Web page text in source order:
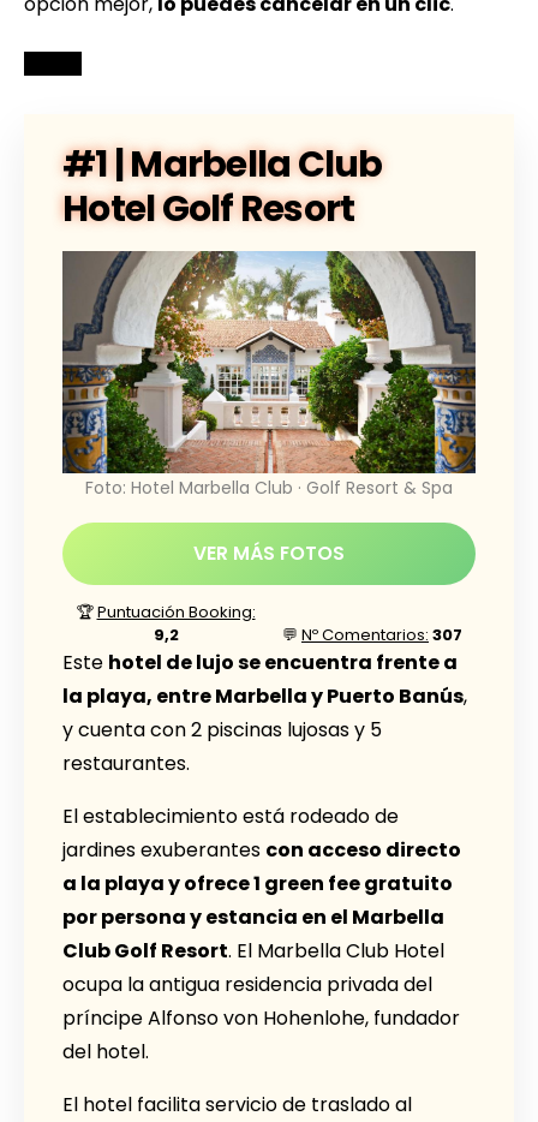
#1 | Marbella Club
Hotel Golf Resort
Foto: Hotel Marbella Club · Golf Resort & Spa
VER MÁS FOTOS
🏆Puntuación Booking:
9,2
💬 Nº Comentarios: 307
Este hotel de lujo se encuentra frente a
la playa, entre Marbella y Puerto Banús,
y cuenta con 2 piscinas lujosas y 5
restaurantes.
El establecimiento está rodeado de
jardines exuberantes con acceso directo
a la playa y ofrece 1 green fee gratuito
por persona y estancia en el Marbella
Club Golf Resort. El Marbella Club Hotel
ocupa la antigua residencia privada del
príncipe Alfonso von Hohenlohe, fundador
del hotel.
El hotel facilita servicio de traslado al